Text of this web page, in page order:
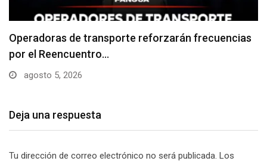
Niño desaparecido en Pangua fue hallado sin vida
agosto 4, 2026
Deja una respuesta
Tu dirección de correo electrónico no será publicada. Los